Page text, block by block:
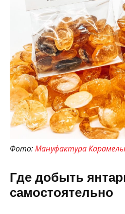
Фото:Мануфактура
Где добыть
самостоятельно